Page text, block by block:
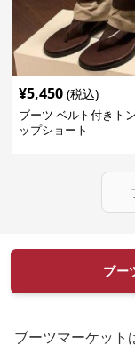
¥5,450 (税込)
ブーツ ベルト付きト
ップショート
ブー
ブーツマーケット